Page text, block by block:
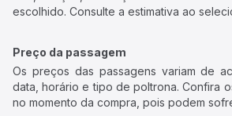
escolhido. Consulte a estimativa ao
Preço da passagem
Os preços das passagens variam de
data, horário e tipo de poltrona. Confira
no momento da compra, pois podem